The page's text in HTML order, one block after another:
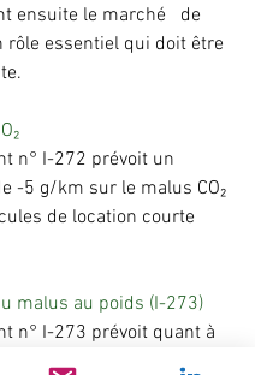
le marché 	de
rôle essentiel qui doit être
n° I-272 prévoit un
-5 g/km sur le malus CO₂
de location courte
malus au poids (I-273)
n° I-273 prévoit quant à
de -100 kg sur le